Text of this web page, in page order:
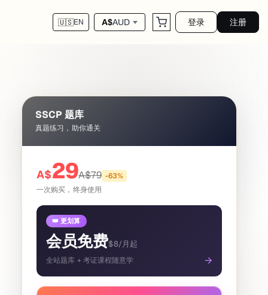
🇺🇸EN A$AUD 登录 注册
SSCP 题库
真题练习，助你通关
A$29A$79 -63%
一次购买，终身使用
👑 更划算
会员免费$8/月起
全站题库 + 考证课程随意学 →